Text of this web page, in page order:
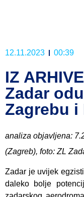
12.11.2023 00:39
IZ
Zadar
Zagrebu i
analiza objavljena:
(Zagreb), foto: ZL
Zadar je uvijek
daleko bolje